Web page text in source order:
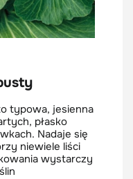
typowa, jesienna
płasko
Nadaje się
niewiele liści
wystarczy